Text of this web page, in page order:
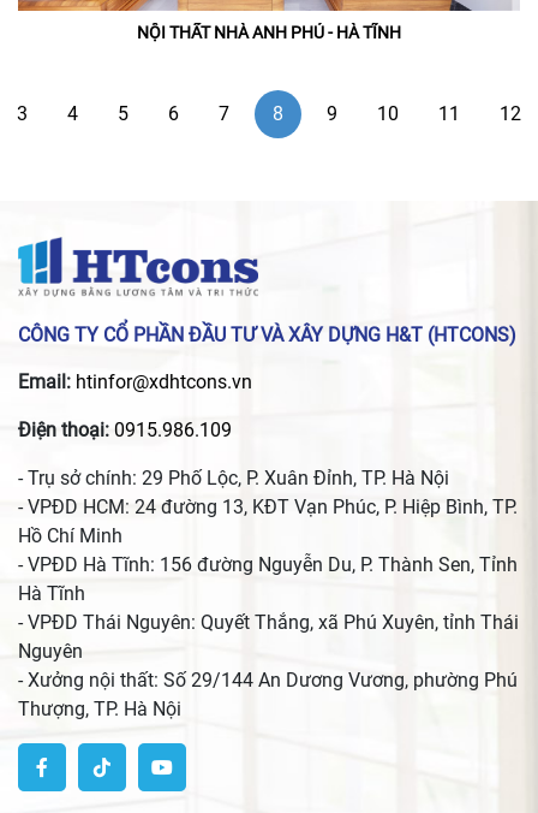
NỘI THẤT NHÀ ANH PHÚ - HÀ TĨNH
3 4 5 6 7 8 9 10 11 12
CÔNG TY CỔ PHẦN ĐẦU TƯ VÀ XÂY DỰNG H&T (HTCONS)
Email: htinfor@xdhtcons.vn
Điện thoại: 0915.986.109
- Trụ sở chính: 29 Phố Lộc, P. Xuân Đỉnh, TP. Hà Nội
- VPĐD HCM: 24 đường 13, KĐT Vạn Phúc, P. Hiệp Bình, TP.
Hồ Chí Minh
- VPĐD Hà Tĩnh: 156 đường Nguyễn Du, P. Thành Sen, Tỉnh
Hà Tĩnh
- VPĐD Thái Nguyên: Quyết Thắng, xã Phú Xuyên, tỉnh Thái
Nguyên
- Xưởng nội thất: Số 29/144 An Dương Vương, phường Phú
Thượng, TP. Hà Nội